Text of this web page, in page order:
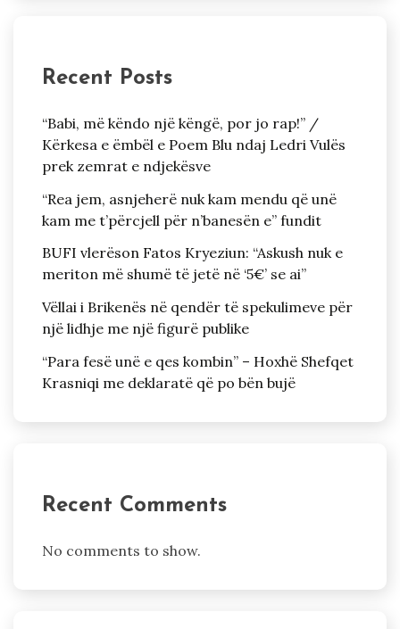
Recent Posts
“Babi, më këndo një këngë, por jo rap!” /
Kërkesa e ëmbël e Poem Blu ndaj Ledri Vulës
prek zemrat e ndjekësve
“Rea jem, asnjeherë nuk kam mendu që unë
kam me t’përcjell për n’banesën e” fundit
BUFI vlerëson Fatos Kryeziun: “Askush nuk e
meriton më shumë të jetë në ‘5€’ se ai”
Vëllai i Brikenës në qendër të spekulimeve për
një lidhje me një figurë publike
“Para fesë unë e qes kombin” – Hoxhë Shefqet
Krasniqi me deklaratë që po bën bujë
Recent Comments
No comments to show.